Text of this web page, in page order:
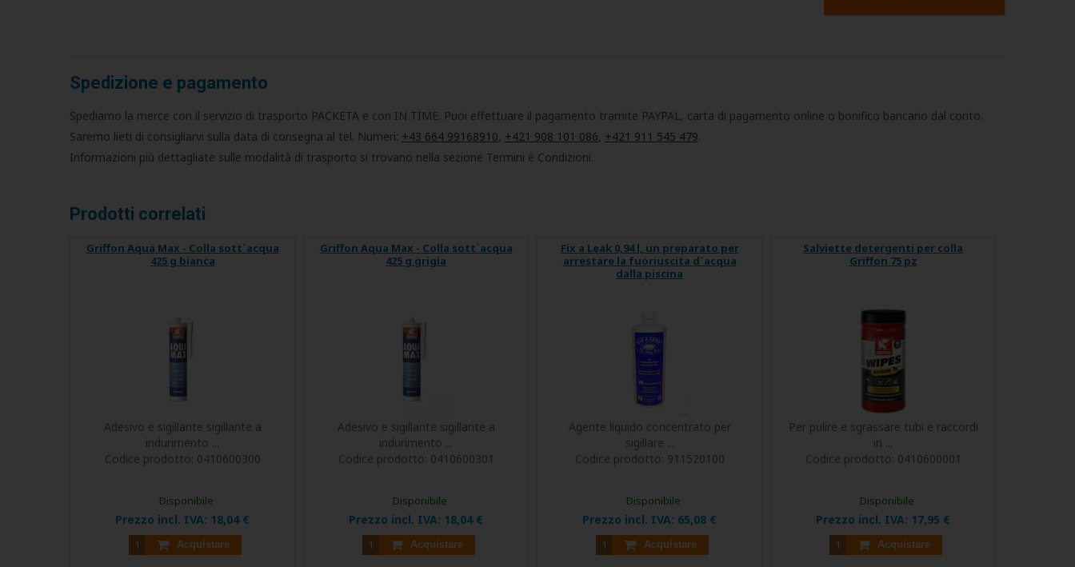
Spedizione e pagamento
Spediamo la merce con il servizio di trasporto PACKETA e con IN TIME. Puoi effettuare il pagamento tramite PAYPAL, carta di pagamento online o bonifico bancario dal conto.
Saremo lieti di consigliarvi sulla data di consegna al tel. Numeri: +43 664 99168910, +421 908 101 086, +421 911 545 479.
Informazioni più dettagliate sulle modalità di trasporto si trovano nella sezione Termini e Condizioni.
Prodotti correlati
Griffon Aqua Max - Colla sott`acqua
425 g bianca
Adesivo e sigillante sigillante a
indurimento ...
Codice prodotto: 0410600300
Prezzo incl. IVA: 18,04 €
Acquistare
Disponibile
Griffon Aqua Max - Colla sott`acqua
425 g grigia
Adesivo e sigillante sigillante a
indurimento ...
Codice prodotto: 0410600301
Prezzo incl. IVA: 18,04 €
Acquistare
Disponibile
Fix a Leak 0,94 l, un preparato per
arrestare la fuoriuscita d`acqua
dalla piscina
Agente liquido concentrato per
sigillare ...
Codice prodotto: 911520100
Prezzo incl. IVA: 65,08 €
Acquistare
Disponibile
Salviette detergenti per colla
Griffon 75 pz
Per pulire e sgrassare tubi e raccordi
in ...
Codice prodotto: 0410600001
Prezzo incl. IVA: 17,95 €
Acquistare
Disponibile